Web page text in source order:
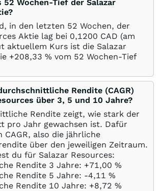
52 Wochen-Tief der Salazar
in den letzten 52 Wochen, der
Aktie lag bei 0,1200 CAD (am
aktuellem Kurs ist die Salazar
+208,33 % vom 52 Wochen-Tief
Rendite (CAGR)
über 3, 5 und 10 Jahre?
Rendite zeigt, wie stark der
pro Jahr gewachsen ist. Dafür
CAGR, also die jährliche
über den jeweiligen Zeitraum.
du für Salazar Resources:
Rendite 3 Jahre: +71,00 %
Rendite 5 Jahre: -4,11 %
Rendite 10 Jahre: +8,72 %